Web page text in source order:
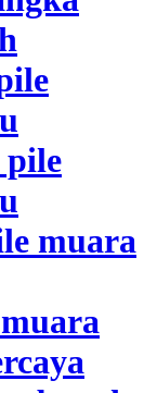
pile
muara